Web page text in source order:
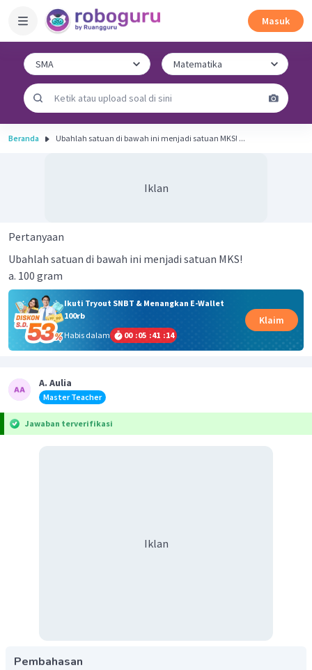
Masuk
Beranda Ubahlah satuan di bawah ini menjadi satuan MKS! ...
Iklan
Pertanyaan
Ubahlah satuan di bawah ini menjadi satuan MKS!
a. 100 gram
Ikuti Tryout SNBT & Menangkan E-Wallet
100rb
Habis dalam
00 :05 :41 :14
Klaim
A. Aulia
Master Teacher
Jawaban terverifikasi
Iklan
Pembahasan